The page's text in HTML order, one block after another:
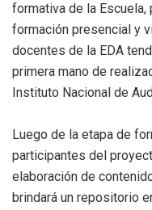
formativa de la
formación presencial y
docentes de la EDA
primera mano de
Instituto Nacional de
Luego de la etapa de
participantes del
elaboración de
brindará un repositorio